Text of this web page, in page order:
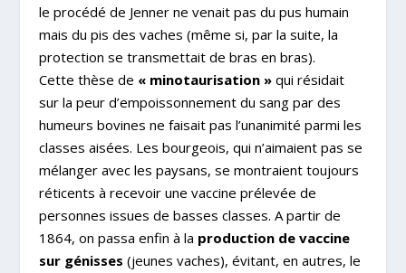
le procédé de Jenner ne venait pas du pus humain
mais du pis des vaches (même si, par la suite, la
protection se transmettait de bras en bras).
Cette thèse de « minotaurisation »qui résidait
sur la peur d’empoissonnement du sang par des
humeurs bovines ne faisait pas l’unanimité parmi les
classes aisées. Les bourgeois, qui n’aimaient pas se
mélanger avec les paysans, se montraient toujours
réticents à recevoir une vaccine prélevée de
personnes issues de basses classes. A partir de
1864, on passa enfin à la production de vaccine
sur génisses (jeunes vaches), évitant, en autres, le